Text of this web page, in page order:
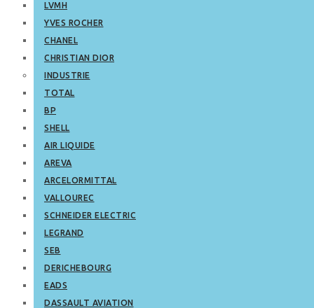
LVMH
YVES ROCHER
CHANEL
CHRISTIAN DIOR
INDUSTRIE
TOTAL
BP
SHELL
AIR LIQUIDE
AREVA
ARCELORMITTAL
VALLOUREC
SCHNEIDER ELECTRIC
LEGRAND
SEB
DERICHEBOURG
EADS
DASSAULT AVIATION